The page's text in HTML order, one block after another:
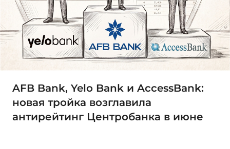
AFB Bank, Yelo Bank и AccessBank:
новая тройка возглавила
антирейтинг Центробанка в июне